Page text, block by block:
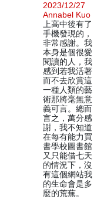
2023/12/27
Annabel Kuo
上高中後有了
手機發現的，
非常感謝。我
本身是個很愛
閱讀的人，我
感到若我活著
而不去欣賞這
一種人類的藝
術那將毫無意
義可言。總而
言之，萬分感
謝，我不知道
在每有能力買
書學校圖書館
又只能借七天
的情況下，沒
有這個網站我
的生命會是多
麼的荒蕪。